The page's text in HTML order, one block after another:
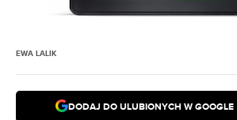
EWA LALIK
DODAJ DO ULUBIONYCH W GOOGLE